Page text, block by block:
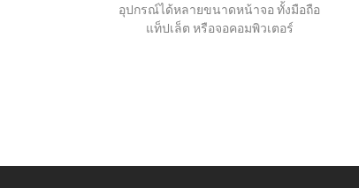
อุปกรณ์ได้หลายขนาดหน้าจอ ทั้งมือถือ
แท็ปเล็ต หรือจอคอมพิวเตอร์